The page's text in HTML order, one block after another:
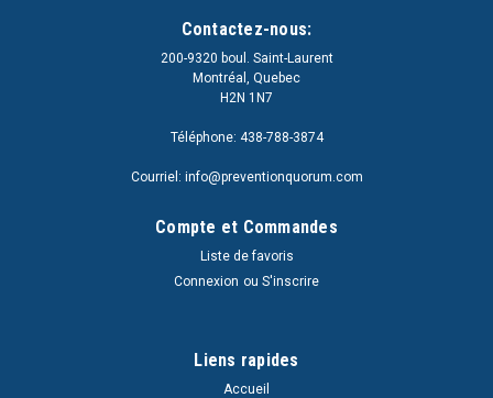
Contactez-nous:
200-9320 boul. Saint-Laurent
Montréal, Quebec
H2N 1N7
Téléphone: 438-788-3874
Courriel: info@preventionquorum.com
Compte et Commandes
Liste de favoris
Connexion ou S'inscrire
Liens rapides
Accueil